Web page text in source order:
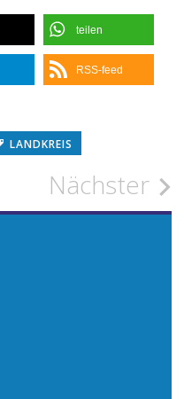
teilen
RSS-feed
LANDKREIS
Nächster